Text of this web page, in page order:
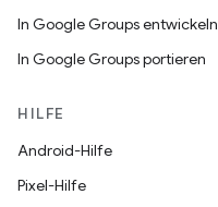
In Google Groups entwickeln
In Google Groups portieren
HILFE
Android-Hilfe
Pixel-Hilfe